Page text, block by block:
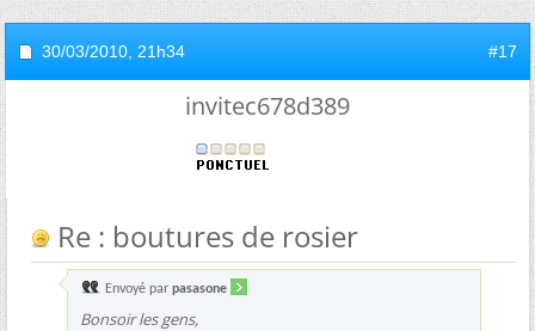
30/03/2010, 21h34 #17
invitec678d389
Re : boutures de rosier
Envoyé par pasasone
Bonsoir les gens,